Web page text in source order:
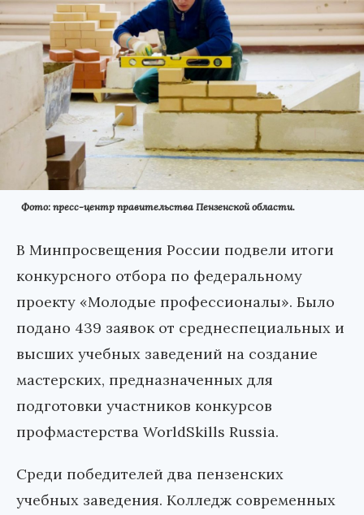
Фото: пресс-центр правительства Пензенской области.
В Минпросвещения России подвели итоги
конкурсного отбора по федеральному
проекту «Молодые профессионалы». Было
подано 439 заявок от среднеспециальных и
высших учебных заведений на создание
мастерских, предназначенных для
подготовки участников конкурсов
профмастерства WorldSkills Russia.
Среди победителей два пензенских
учебных заведения. Колледж современных